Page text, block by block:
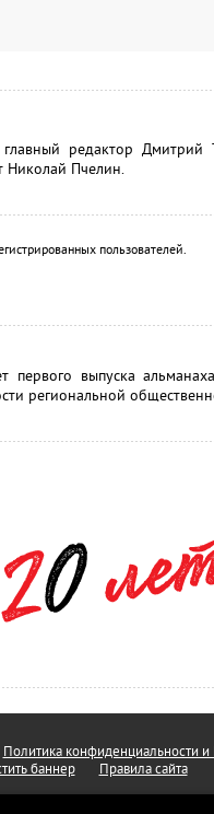
редактор Дмитрий
Николай Пчелин.
пользователей.
первого выпуска
региональной
Политика конфиденциальности и
баннер Правила сайта